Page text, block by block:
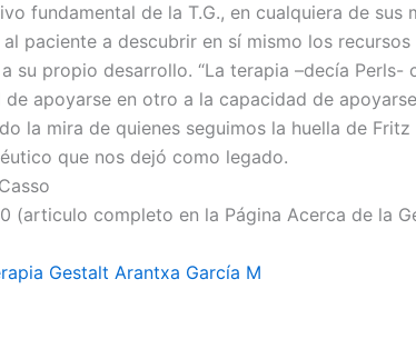
fundamental de la T.G., en cualquiera de sus
al paciente a descubrir en sí mismo los
su propio desarrollo. “La terapia –decía Perls-
de apoyarse en otro a la capacidad de
la mira de quienes seguimos la huella de
que nos dejó como legado.
(articulo completo en la Página Acerca de la
Gestalt Arantxa García M